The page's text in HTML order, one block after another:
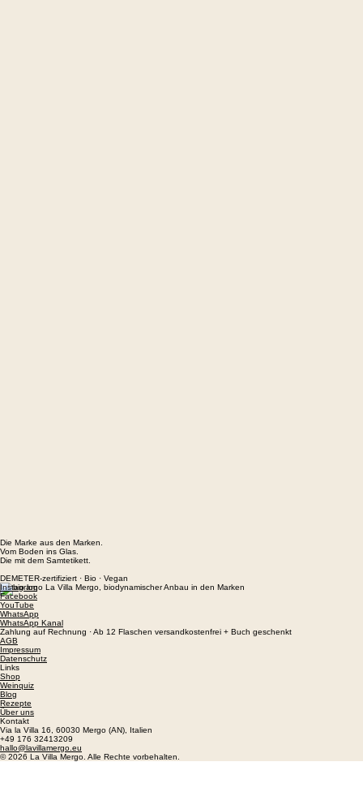
Die Marke aus den Marken.
Vom Boden ins Glas.
Die mit dem Samtetikett.
DEMETER-zertifiziert · Bio · Vegan
Instagram
Facebook
YouTube
WhatsApp
WhatsApp Kanal
Zahlung auf Rechnung · Ab 12 Flaschen versandkostenfrei + Buch geschenkt
AGB
Impressum
Datenschutz
Links
Shop
Weinquiz
Blog
Rezepte
Über uns
Kontakt
Via la Villa 16, 60030 Mergo (AN), Italien